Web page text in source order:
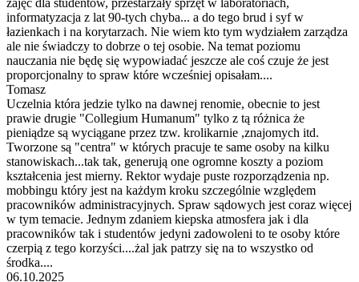
informatyzacja z lat 90-tych chyba... a do tego brud i syf w
łazienkach i na korytarzach. Nie wiem kto tym wydziałem zarządza
ale nie świadczy to dobrze o tej osobie. Na temat poziomu
nauczania nie będę się wypowiadać jeszcze ale coś czuje że jest
proporcjonalny to spraw które wcześniej opisałam....
Tomasz
Uczelnia która jedzie tylko na dawnej renomie, obecnie to jest
prawie drugie "Collegium Humanum" tylko z tą różnica że
pieniądze są wyciągane przez tzw. krolikarnie ,znajomych itd.
Tworzone są "centra" w których pracuje te same osoby na kilku
stanowiskach...tak tak, generują one ogromne koszty a poziom
kształcenia jest mierny. Rektor wydaje puste rozporządzenia np.
mobbingu który jest na każdym kroku szczególnie względem
pracowników administracyjnych. Spraw sądowych jest coraz więcej
w tym temacie. Jednym zdaniem kiepska atmosfera jak i dla
pracowników tak i studentów jedyni zadowoleni to te osoby które
czerpią z tego korzyści....żal jak patrzy się na to wszystko od
środka....
06.10.2025